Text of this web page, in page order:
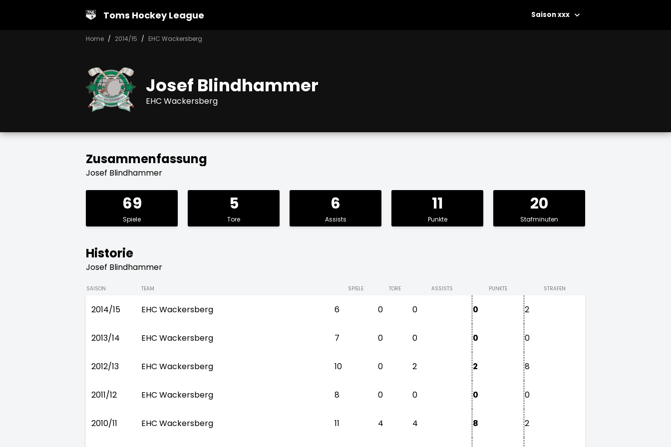
Toms Hockey League xxx
Home 2014/15 EHC Wackersberg
Josef Blindhammer
EHC Wackersberg
Zusammenfassung
Josef Blindhammer
69
Spiele
5
Tore
6
Assists
11
Punkte
20
Stafminuten
Historie
Josef Blindhammer
SAISON TEAM SPIELE TORE ASSISTS PUNKTE STRAFEN
2014/15 EHC Wackersberg 6 0 0 0 2
2013/14 EHC Wackersberg 7 0 0 0 0
2012/13 EHC Wackersberg 10 0 2 2 8
2011/12 EHC Wackersberg 8 0 0 0 0
2010/11 EHC Wackersberg 11 4 4 8 2